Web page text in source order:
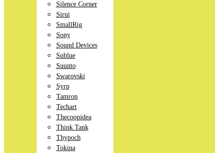
Silence Corner
Sirui
SmallRig
Sony
Sound Devices
Sublue
Suunto
Swarovski
Syrp
Tamron
Techart
Thecoopidea
Think Tank
Thypoch
Tokina